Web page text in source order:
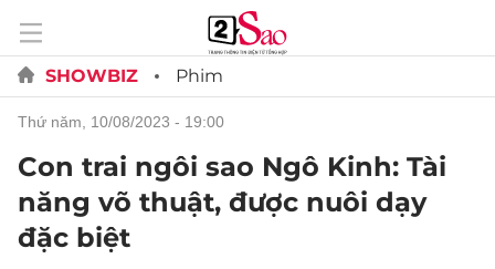
SHOWBIZ Phim
thứ năm, 10/08/2023 - 19:00
Con trai ngôi sao Ngô Kinh: Tài
năng võ thuật, được nuôi dạy
đặc biệt